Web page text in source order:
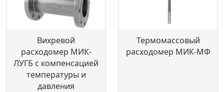
Вихревой
расходомер МИК-
ЛУГБ с компенсацией
температуры и
давления
Термомассовый
расходомер МИК-МФ